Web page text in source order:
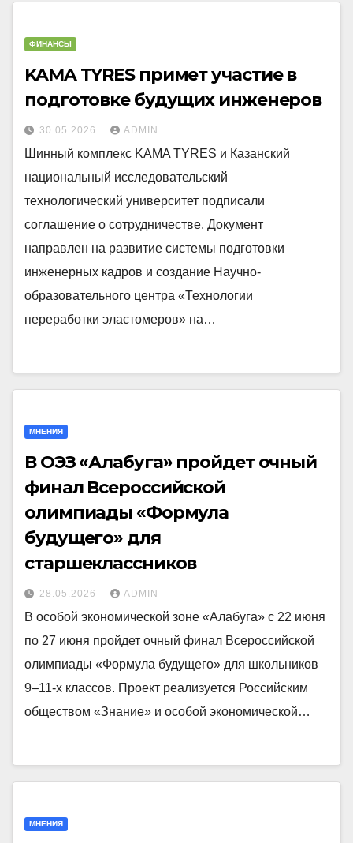
ФИНАНСЫ
KAMA TYRES примет участие в
подготовке будущих инженеров
30.05.2026 ADMIN
Шинный комплекс KAMA TYRES и Казанский
национальный исследовательский
технологический университет подписали
соглашение о сотрудничестве. Документ
направлен на развитие системы подготовки
инженерных кадров и создание Научно-
образовательного центра «Технологии
переработки эластомеров» на…
МНЕНИЯ
В ОЭЗ «Алабуга» пройдет очный
финал Всероссийской
олимпиады «Формула
будущего» для
старшеклассников
28.05.2026 ADMIN
В особой экономической зоне «Алабуга» с 22 июня
по 27 июня пройдет очный финал Всероссийской
олимпиады «Формула будущего» для школьников
9–11-х классов. Проект реализуется Российским
обществом «Знание» и особой экономической…
МНЕНИЯ